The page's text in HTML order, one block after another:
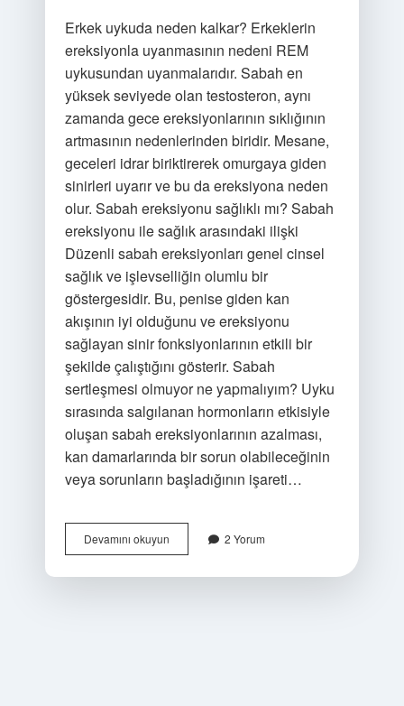
Erkek uykuda neden kalkar? Erkeklerin
ereksiyonla uyanmasının nedeni REM
uykusundan uyanmalarıdır. Sabah en
yüksek seviyede olan testosteron, aynı
zamanda gece ereksiyonlarının sıklığının
artmasının nedenlerinden biridir. Mesane,
geceleri idrar biriktirerek omurgaya giden
sinirleri uyarır ve bu da ereksiyona neden
olur. Sabah ereksiyonu sağlıklı mı? Sabah
ereksiyonu ile sağlık arasındaki ilişki
Düzenli sabah ereksiyonları genel cinsel
sağlık ve işlevselliğin olumlu bir
göstergesidir. Bu, penise giden kan
akışının iyi olduğunu ve ereksiyonu
sağlayan sinir fonksiyonlarının etkili bir
şekilde çalıştığını gösterir. Sabah
sertleşmesi olmuyor ne yapmalıyım? Uyku
sırasında salgılanan hormonların etkisiyle
oluşan sabah ereksiyonlarının azalması,
kan damarlarında bir sorun olabileceğinin
veya sorunların başladığının işareti…
Devamını okuyunSabah
Azgınlığı
2 Yorum